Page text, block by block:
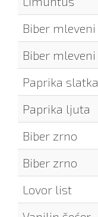
Biber mleveni
Biber mleveni
Paprika slatka
Paprika ljuta
Biber zrno
Biber zrno
Lovor list